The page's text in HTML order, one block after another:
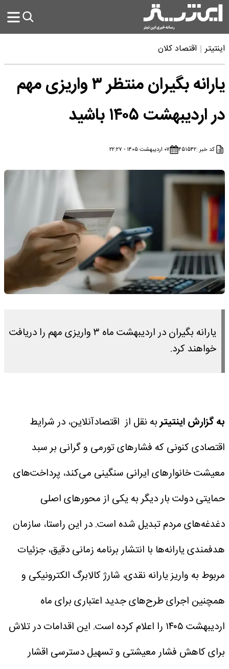
اینتیتر اقتصاد کلان
یارانه بگیران منتظر ۳ واریزی مهم
در اردیبهشت ۱۴۰۵ باشید
کد خبر :۴۵۱۵۴۲ ۰۷ اردیبهشت ۱۴۰۵ - ۲۲:۲۷
یارانه بگیران در اردیبهشت ماه ۳ واریزی مهم را دریافت
خواهند کرد.
به گزارش اینتیتربه نقل از اقتصادآنلاین، در شرایط
اقتصادی کنونی که فشارهای تورمی و گرانی بر سبد
معیشت خانوارهای ایرانی سنگینی می‌کند، پرداخت‌های
حمایتی دولت بار دیگر به یکی از محورهای اصلی
دغدغه‌های مردم تبدیل شده است. در این راستا، سازمان
هدفمندی یارانه‌ها با انتشار برنامه زمانی دقیق، جزئیات
مربوط به واریز یارانه نقدی، شارژ کالابرگ الکترونیکی و
همچنین اجرای طرح‌های جدید اعتباری برای ماه
اردیبهشت ۱۴۰۵ را اعلام کرده است. این اقدامات در تلاش
برای کاهش فشار معیشتی و تسهیل دسترسی اقشار